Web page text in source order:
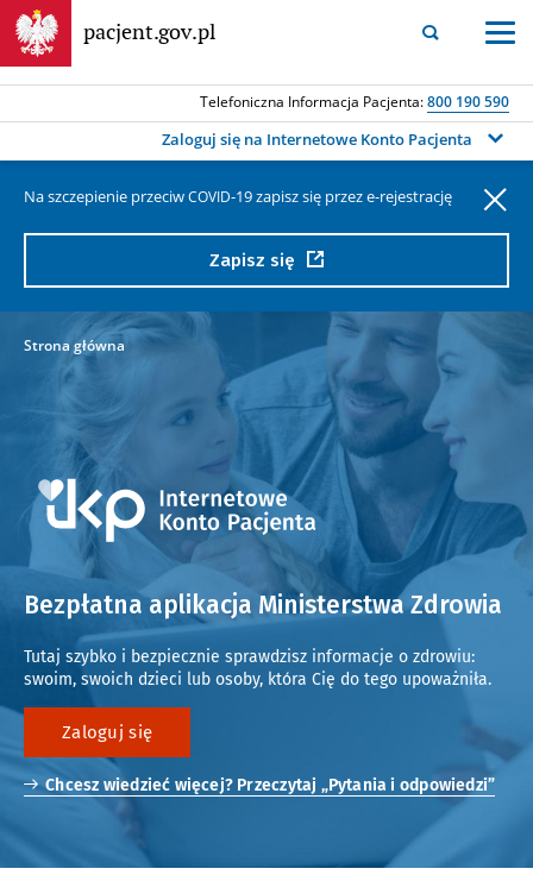
pacjent.gov.pl
Telefoniczna Informacja Pacjenta:800 190 590
Zaloguj się na Internetowe Konto Pacjenta
Co nowego na IKP
Koronawirus
Internetowe Konto Pacjenta
Jak się zalogować na IKP
IKP — centrum wsparcia
Poznaj e-receptę
Poznaj e-skierowanie
Poznaj e-zwolnienie
Poznaj Elektroniczną Dokumentację Medyczną
Na ratunek
Pogotowie i numer alarmowy
Nocna i świąteczna opieka zdrowotna
Szpitalny Oddział Ratunkowy (SOR)
Profilaktyka
Programy profilaktyczne
Zapobiegaj zamiast leczyć
Fraza
Szukaj
Na szczepienie przeciwCOVID-19 zapisz się przez e-rejestrację
Zapisz się
Strona główna
Bezpłatna aplikacja Ministerstwa Zdrowia
Tutaj szybko i bezpiecznie sprawdzisz informacje o zdrowiu:
swoim, swoich dzieci lub osoby, która Cię do tego upoważniła.
Zaloguj się
Chcesz wiedzieć więcej? Przeczytaj „Pytania i odpowiedzi”